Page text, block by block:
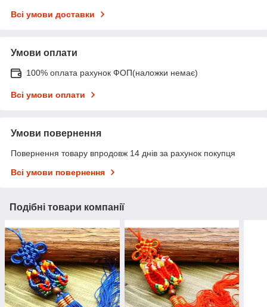
Всі умови доставки
Умови оплати
100% оплата рахунок ФОП(наложки немає)
Всі умови оплати
Умови повернення
Повернення товару впродовж 14 днів за рахунок покупця
Всі умови повернення
Подібні товари компанії